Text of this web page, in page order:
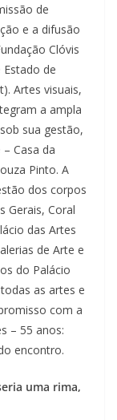
de
e a difusão
Clóvis
Estado de
Artes visuais,
a ampla
sua gestão,
Casa da
Pinto. A
dos corpos
Gerais, Coral
das Artes
de Arte e
do Palácio
as artes e
com a
– 55 anos:
encontro.
uma rima,